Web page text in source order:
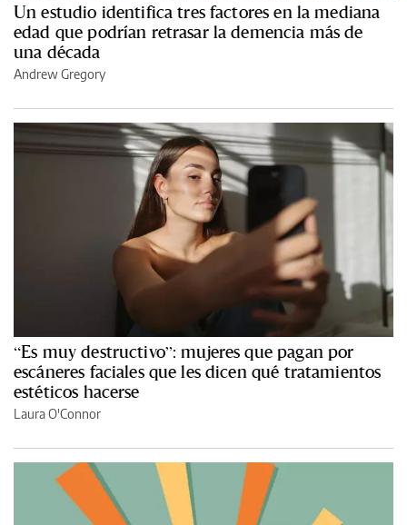
Un estudio identifica tres factores en la mediana
edad que podrían retrasar la demencia más de
una década
Andrew Gregory
“Es muy destructivo”: mujeres que pagan por
escáneres faciales que les dicen qué tratamientos
estéticos hacerse
Laura O'Connor